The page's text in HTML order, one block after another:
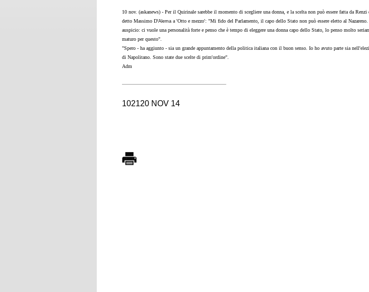
10 nov. (askanews) - Per il Quirinale sarebbe il momento di scegliere una donna, e la scelta non può essere fatta da
detto Massimo D'Alema a 'Otto e mezzo': "Mi fido del Parlamento, il capo dello Stato non può essere eletto al Nazareno.
auspicio: ci vuole una personalità forte e penso che è tempo di eleggere una donna capo dello Stato, lo penso molto
maturo per questo".
"Spero - ha aggiunto - sia un grande appuntamento della politica italiana con il buon senso. Io ho avuto parte sia
di Napolitano. Sono state due scelte di prim'ordine".
Adm
102120 NOV 14